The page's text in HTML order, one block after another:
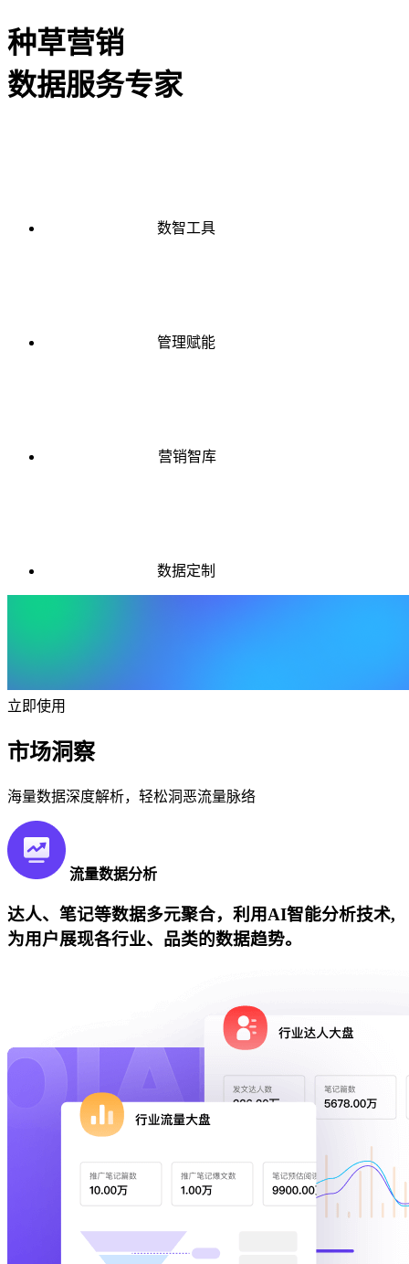
种草营销
数据服务专家
数智工具
管理赋能
营销智库
数据定制
立即使用
市场洞察
海量数据深度解析，轻松洞恶流量脉络
流量数据分析
达人、笔记等数据多元聚合，利用AI智能分析技术,
为用户展现各行业、品类的数据趋势。